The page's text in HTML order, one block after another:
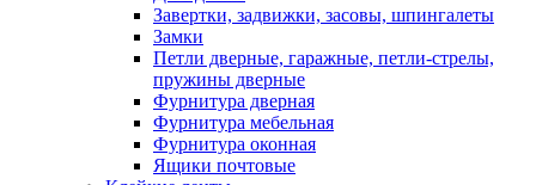
Завертки, задвижки, засовы, шпингалеты
Замки
Петли дверные, гаражные, петли-стрелы,
пружины дверные
Фурнитура дверная
Фурнитура мебельная
Фурнитура оконная
Ящики почтовые